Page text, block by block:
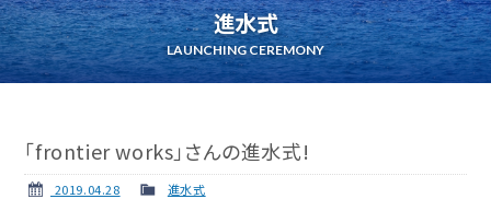
更新講習 クルージング情報
進水式
LAUNCHING CEREMONY
「frontier works」さんの進水式!
2019.04.28 進水式